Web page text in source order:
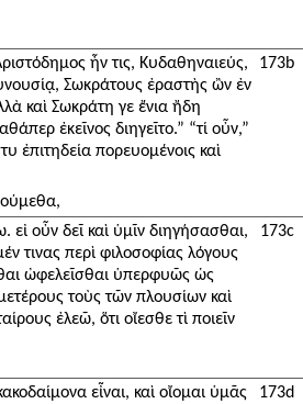
ἦν τις, Κυδαθηναιεύς,
Σωκράτους ἐραστὴς ὢν ἐν
καὶ Σωκράτη γε ἔνια ἤδη
ἐκεῖνος διηγεῖτο.” “τί οὖν,”
ἐπιτηδεία πορευομένοις καὶ
οὖν δεῖ καὶ ὑμῖν διηγήσασθαι,
τινας περὶ φιλοσοφίας λόγους
ὠφελεῖσθαι ὑπερφυῶς ὡς
τοὺς τῶν πλουσίων καὶ
ἐλεῶ, ὅτι οἴεσθε τὶ ποιεῖν
εἶναι, καὶ οἴομαι ὑμᾶς
173b
173c
173d